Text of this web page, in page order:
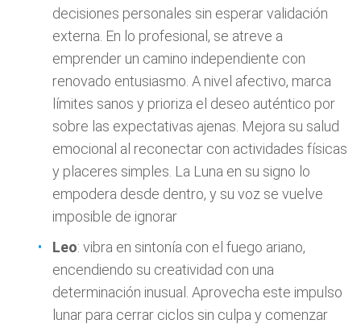
decisiones personales sin esperar validación
externa. En lo profesional, se atreve a
emprender un camino independiente con
renovado entusiasmo. A nivel afectivo, marca
límites sanos y prioriza el deseo auténtico por
sobre las expectativas ajenas. Mejora su salud
emocional al reconectar con actividades físicas
y placeres simples. La Luna en su signo lo
empodera desde dentro, y su voz se vuelve
imposible de ignorar
Leo: vibra en sintonía con el fuego ariano,
encendiendo su creatividad con una
determinación inusual. Aprovecha este impulso
lunar para cerrar ciclos sin culpa y comenzar